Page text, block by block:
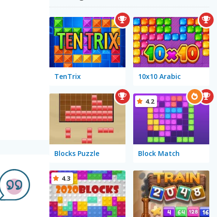
TenTrix 10x10 Arabic
Blocks Puzzle Block Match
4.2
4.3